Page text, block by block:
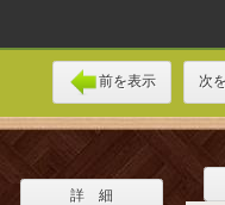
前を表示 次
詳 細